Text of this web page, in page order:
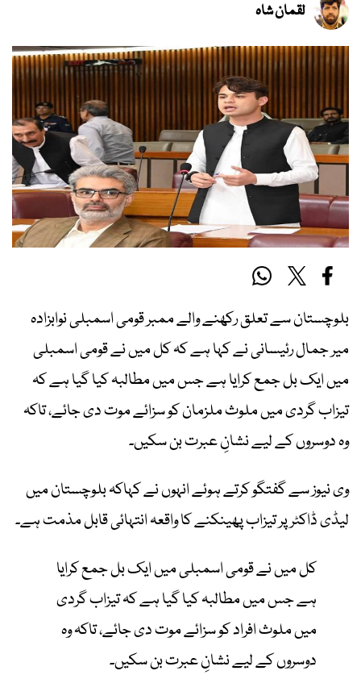
لقمان شاہ
بلوچستان سے تعلق رکھنے والے ممبر قومی اسمبلی نوابزادہ
میر جمال رئیسانی نے کہا ہے کہ کل میں نے قومی اسمبلی
میں ایک بل جمع کرایا ہے جس میں مطالبہ کیا گیا ہے کہ
تیزاب گردی میں ملوث ملزمان کو سزائے موت دی جائے، تاکہ
وہ دوسروں کے لیے نشانِ عبرت بن سکیں۔
وی نیوز سے گفتگو کرتے ہوئے انہوں نے کہاکہ بلوچستان میں
لیڈی ڈاکٹر پر تیزاب پھینکنے کا واقعہ انتہائی قابل مذمت ہے۔
کل میں نے قومی اسمبلی میں ایک بل جمع کرایا
ہے جس میں مطالبہ کیا گیا ہے کہ تیزاب گردی
میں ملوث افراد کو سزائے موت دی جائے، تاکہ وہ
دوسروں کے لیے نشانِ عبرت بن سکیں۔